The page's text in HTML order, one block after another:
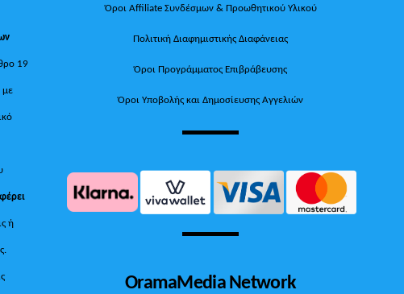
19
με
ή
Όροι Affiliate Συνδέσμων & Προωθητικού Υλικού
Πολιτική Διαφημιστικής Διαφάνειας
Όροι Προγράμματος Επιβράβευσης
Όροι Υποβολής και Δημοσίευσης Αγγελιών
OramaMedia Network